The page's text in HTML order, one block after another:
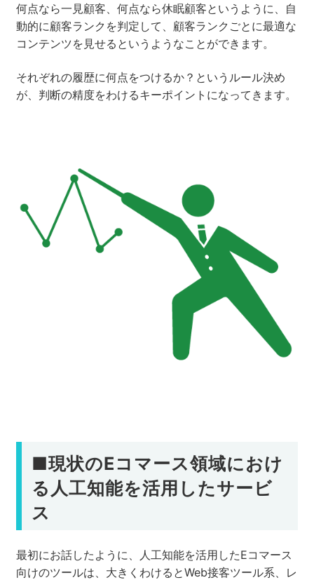
何点なら一見顧客、何点なら休眠顧客というように、自
動的に顧客ランクを判定して、顧客ランクごとに最適な
コンテンツを見せるというようなことができます。
それぞれの履歴に何点をつけるか？というルール決め
が、判断の精度をわけるキーポイントになってきます。
■現状のEコマース領域におけ
る人工知能を活用したサービ
ス
最初にお話したように、人工知能を活用したEコマース
向けのツールは、大きくわけるとWeb接客ツール系、レ